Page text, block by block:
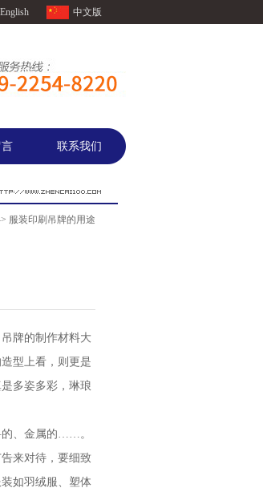
English 中文版
联系我们
服装印刷吊牌的用途
牌的制作材料大
型上看，则更是
多姿多彩，琳琅
的、金属的……。
来对待，要细致
如羽绒服、塑体